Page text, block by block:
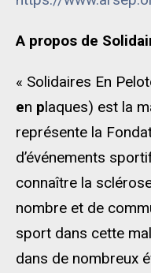
A propos de
« Solidaires En
en plaques) est la
représente la
d’événements
connaître la
nombre et de
sport dans cette
dans de nombreux